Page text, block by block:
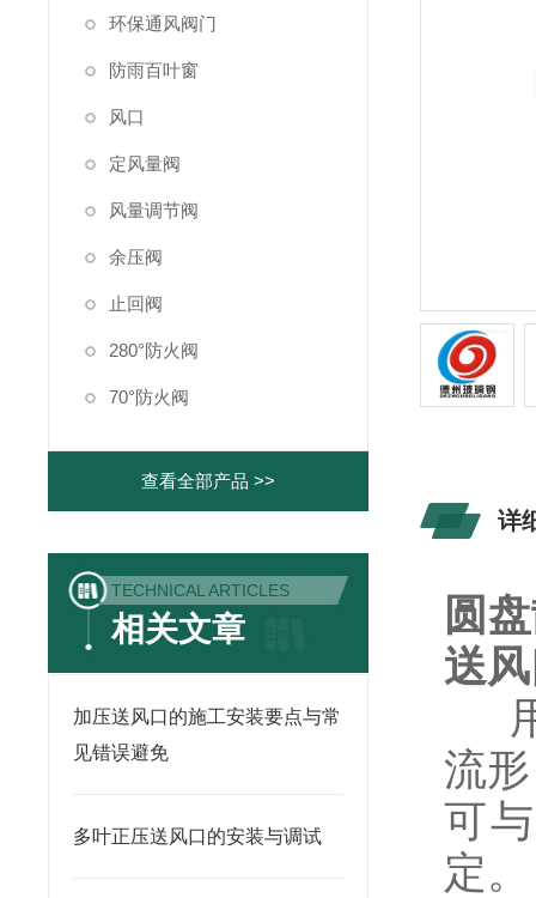
环保通风阀门
防雨百叶窗
风口
定风量阀
风量调节阀
余压阀
止回阀
280°防火阀
70°防火阀
查看全部产品 >>
TECHNICAL ARTICLES
相关文章
加压送风口的施工安装要点与常
见错误避免
多叶正压送风口的安装与调试
详
圆
送
用
流
可
定。